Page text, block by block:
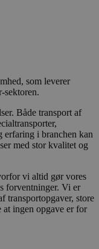
som leverer
sektoren.
Både transport af
erfaring i branchen kan
med stor kvalitet og
vi altid gør vores
forventninger. Vi er
transportopgaver, store
ingen opgave er for